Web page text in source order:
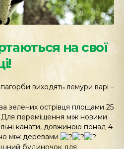
на свої
виходять лемури варі –
зелених острівця площами 25
Для переміщення між новими
канати, довжиною понад 4
між деревами